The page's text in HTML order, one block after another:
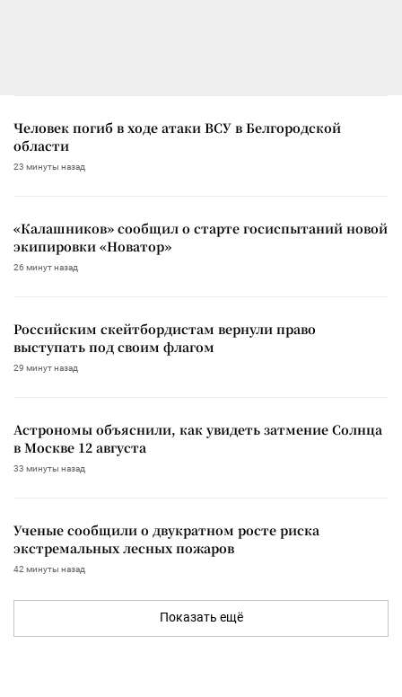
Человек погиб в ходе атаки ВСУ в Белгородской
области
23 минуты назад
«Калашников» сообщил о старте госиспытаний новой
экипировки «Новатор»
26 минут назад
Российским скейтбордистам вернули право
выступать под своим флагом
29 минут назад
Астрономы объяснили, как увидеть затмение Солнца
в Москве 12 августа
33 минуты назад
Ученые сообщили о двукратном росте риска
экстремальных лесных пожаров
42 минуты назад
Показать ещё